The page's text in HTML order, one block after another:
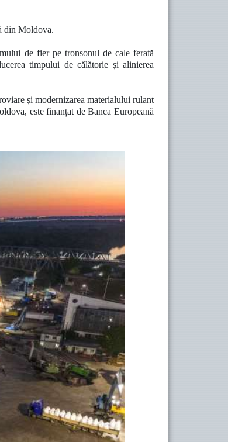
din Moldova.
de fier pe tronsonul de cale ferată
timpului de călătorie și alinierea
și modernizarea materialului rulant
este finanțat de Banca Europeană